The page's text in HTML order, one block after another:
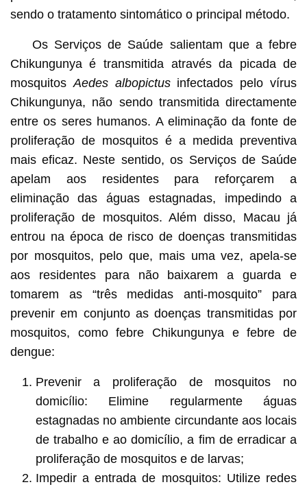
sendo o tratamento sintomático o principal método.
Os Serviços de Saúde salientam que a febre
Chikungunya é transmitida através da picada de
mosquitos Aedes albopictusinfectados pelo vírus
Chikungunya, não sendo transmitida directamente
entre os seres humanos. A eliminação da fonte de
proliferação de mosquitos é a medida preventiva
mais eficaz. Neste sentido, os Serviços de Saúde
apelam aos residentes para reforçarem a
eliminação das águas estagnadas, impedindo a
proliferação de mosquitos. Além disso, Macau já
entrou na época de risco de doenças transmitidas
por mosquitos, pelo que, mais uma vez, apela-se
aos residentes para não baixarem a guarda e
tomarem as “três medidas anti-mosquito” para
prevenir em conjunto as doenças transmitidas por
mosquitos, como febre Chikungunya e febre de
dengue:
Prevenir a proliferação de mosquitos no
domicílio: Elimine regularmente águas
estagnadas no ambiente circundante aos locais
de trabalho e ao domicílio, a fim de erradicar a
proliferação de mosquitos e de larvas;
Impedir a entrada de mosquitos: Utilize redes